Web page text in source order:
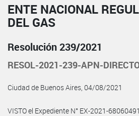
ENTE NACIONAL
DEL GAS
Resolución 239/2021
RESOL-2021-239-APN-
Ciudad de Buenos Aires, 04/08/2021
VISTO el Expediente N° EX-2021-